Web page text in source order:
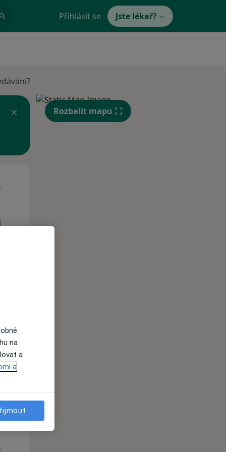
Přihlásit se Jste lékař?
Rozbalit mapu
na
a
a